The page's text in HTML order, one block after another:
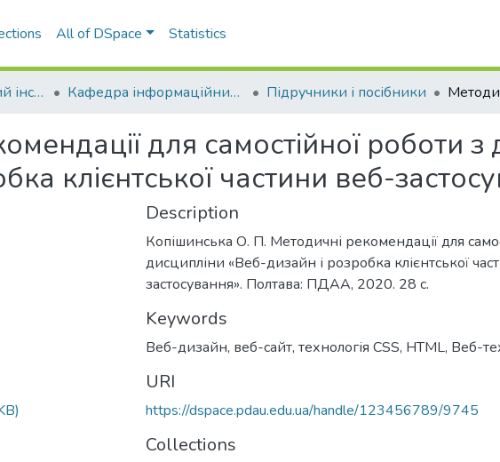
All of DSpace Statistics
Навчально-науковий інститут економіки, управління, права та інформаційних технологій Кафедра інформаційних систем та технологій Підручники і посібники
для самостійної роботи
клієнтської частини веб-
Description
Копішинська О. П. Методичні рекомендації для
дисципліни «Веб-дизайн і розробка клієнтської
застосування». Полтава: ПДАА, 2020. 28 с.
Keywords
Веб-дизайн, веб-сайт, технологія CSS, HTML, Веб-
URI
https://dspace.pdau.edu.ua/handle/123456789/9745
Collections